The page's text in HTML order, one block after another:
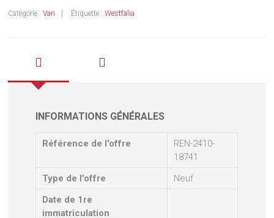
Catégorie :Van Étiquette :Westfalia
INFORMATIONS GÉNÉRALES
Référence de l'offre
REN-2410-
18741
Type de l'offre
Neuf
Date de 1re
immatriculation